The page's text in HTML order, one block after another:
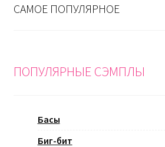
САМОЕ ПОПУЛЯРНОЕ
ПОПУЛЯРНЫЕ СЭМПЛЫ
Басы
Биг-бит